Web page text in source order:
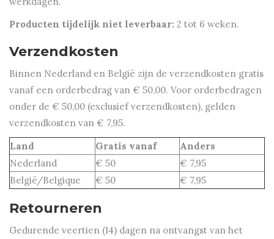
Producten tijdelijk niet leverbaar: 2 tot 6 weken.
Verzendkosten
Binnen Nederland en België zijn de verzendkosten gratis
vanaf een orderbedrag van € 50,00. Voor orderbedragen
onder de € 50,00 (exclusief verzendkosten), gelden
verzendkosten van € 7,95.
Land
Gratis vanaf
Anders
Nederland
€ 50
€ 7,95
België/Belgique
€ 50 € 7,95
Retourneren
Gedurende veertien (14) dagen na ontvangst van het